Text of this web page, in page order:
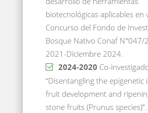
biotecnológicas aplicables en
Concurso del Fondo de
Bosque Nativo Conaf N°047/
2021-Diciembre 2024.
2024-2020 Co-
“Disentangling the epigenetic
fruit development and
stone fruits (Prunus species)”.